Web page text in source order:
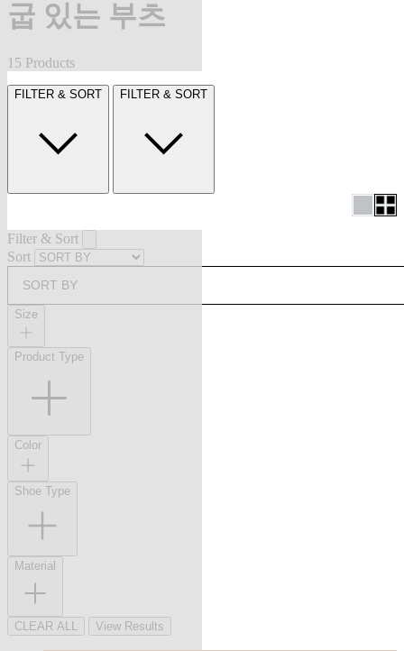
굽 있는 부츠
15 Products
FILTER & SORT FILTER & SORT
Filter & Sort
Sort
SORT BY
Size
Product Type
Color
Shoe Type
Material
CLEAR ALL View Results